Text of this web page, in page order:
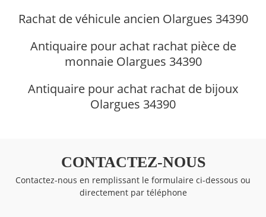
Rachat de véhicule ancien Olargues 34390
Antiquaire pour achat rachat pièce de
monnaie Olargues 34390
Antiquaire pour achat rachat de bijoux
Olargues 34390
CONTACTEZ-NOUS
Contactez-nous en remplissant le formulaire ci-dessous ou
directement par téléphone